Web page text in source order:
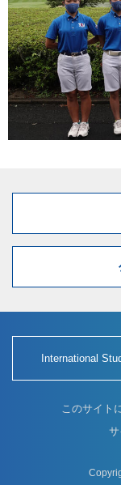
International
このサイト